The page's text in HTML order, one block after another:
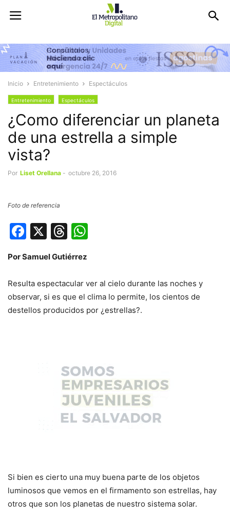
Inicio Entretenimiento Espectáculos
Entretenimiento Espectáculos
¿Como diferenciar un planeta
de una estrella a simple
vista?
Por Liset Orellana - octubre 26, 2016
Foto de referencia
Facebook
X Threads
Por Samuel Gutiérrez
Resulta espectacular ver al cielo durante las noches y
observar, si es que el clima lo permite, los cientos de
destellos producidos por ¿estrellas?.
Si bien es cierto una muy buena parte de los objetos
luminosos que vemos en el firmamento son estrellas, hay
otros que son los planetas de nuestro sistema solar.